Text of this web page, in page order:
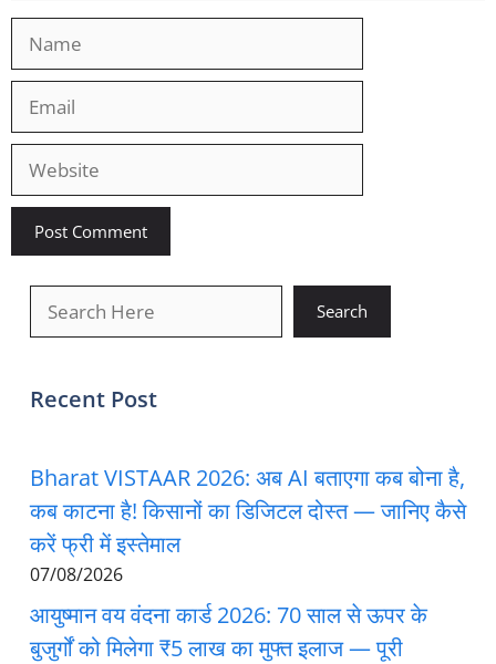
Website
Search
Recent Post
Bharat VISTAAR 2026: अब AI बताएगा कब बोना है,
कब काटना है! किसानों का डिजिटल दोस्त — जानिए कैसे
करें फ्री में इस्तेमाल
07/08/2026
आयुष्मान वय वंदना कार्ड 2026: 70 साल से ऊपर के
बुजुर्गों को मिलेगा ₹5 लाख का मुफ्त इलाज — पूरी